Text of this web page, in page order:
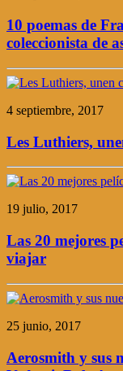
10 poemas de
coleccionista de
4 septiembre, 2017
Les Luthiers,
19 julio, 2017
Las 20 mejores
viajar
25 junio, 2017
Aerosmith y sus